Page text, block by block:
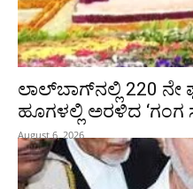
ಲಾಲ್‍ಬಾಗ್‍ನಲ್ಲಿ 220 ನೇ
ಹೂಗಳಲ್ಲಿ ಅರಳಿದ ‘ಗಂಗ
August 6, 2026